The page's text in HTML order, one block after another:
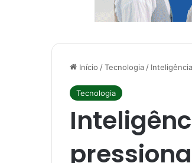
Início /Tecnologia/
Tecnologia